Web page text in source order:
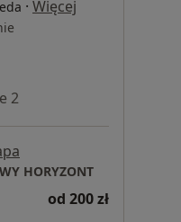
· Więcej
2
HORYZONT
od 200 zł